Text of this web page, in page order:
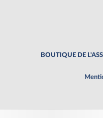
BOUTIQUE DE